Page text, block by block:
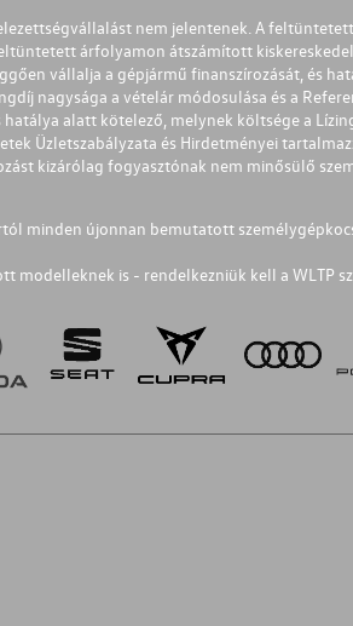
nem jelentenek. A
árfolyamon átszámított
vállalja a gépjármű finanszírozását, és
nagysága a vételár módosulása és a
alatt kötelező, melynek költsége a
Üzletszabályzata és Hirdetményei
kizárólag fogyasztónak nem minősülő
minden újonnan bemutatott
is - rendelkezniük kell a WLTP